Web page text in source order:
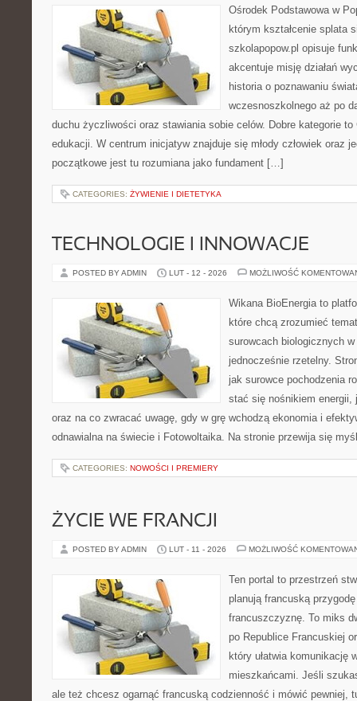
Ośrodek Podstawowa w
którym kształcenie splata
szkolapopow.pl opisuje
akcentuje misję działań
historia o poznawaniu
wczesnoszkolnego aż po
duchu życzliwości oraz stawiania sobie celów. Dobre kategorie to
edukacji. W centrum inicjatyw znajduje się młody człowiek oraz
początkowe jest tu rozumiana jako fundament […]
CATEGORIES: ŻYWIENIE I DIETETYKA
TECHNOLOGIE I INNOWACJE
POSTED BY ADMIN LUT - 12 - 2026 MOŻLIWOŚĆ
Wikana BioEnergia to
które chcą zrozumieć
surowcach biologicznych
jednocześnie rzetelny.
jak surowce pochodzenia
stać się nośnikiem energii,
oraz na co zwracać uwagę, gdy w grę wchodzą ekonomia i
odnawialna na świecie i Fotowoltaika. Na stronie przewija się
CATEGORIES: NOWOŚCI I PREMIERY
ŻYCIE WE FRANCJI
POSTED BY ADMIN LUT - 11 - 2026 MOŻLIWOŚĆ
Ten portal to przestrzeń
planują francuską
francuszczyznę. To miks
po Republice Francuskiej
który ułatwia komunikację
mieszkańcami. Jeśli
ale też chcesz ogarnąć francuską codzienność i mówić pewniej,